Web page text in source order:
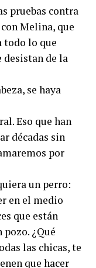
pruebas contra
Melina, que
todo lo que
desistan de la
se haya
Eso que han
décadas sin
por
un perro:
en el medio
que están
¿Qué
las chicas, te
que hacer